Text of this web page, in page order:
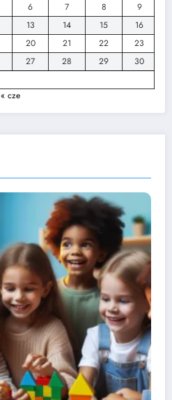
6 7 8
9
13 14 15
16
20 21 22
23
27 28 29
30
« cze